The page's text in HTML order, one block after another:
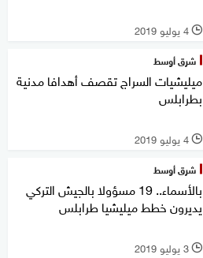
l 4 يوليو 2019
شرق أوسط
ميليشيات السراج تقصف أهدافا مدنية
بطرابلس
l 4 يوليو 2019
شرق أوسط
بالأسماء.. 19 مسؤولا بالجيش التركي
يديرون خطط ميليشيا طرابلس
l 3 يوليو 2019